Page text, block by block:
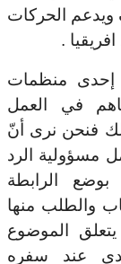
ويدعم الحركات
.
إحدى منظمات
في العمل
من أجل ذلك فنحن نرى أنّ
مسؤولية الرد
بوضع الرابطة
والطلب منها
الموضوع
عند سفره